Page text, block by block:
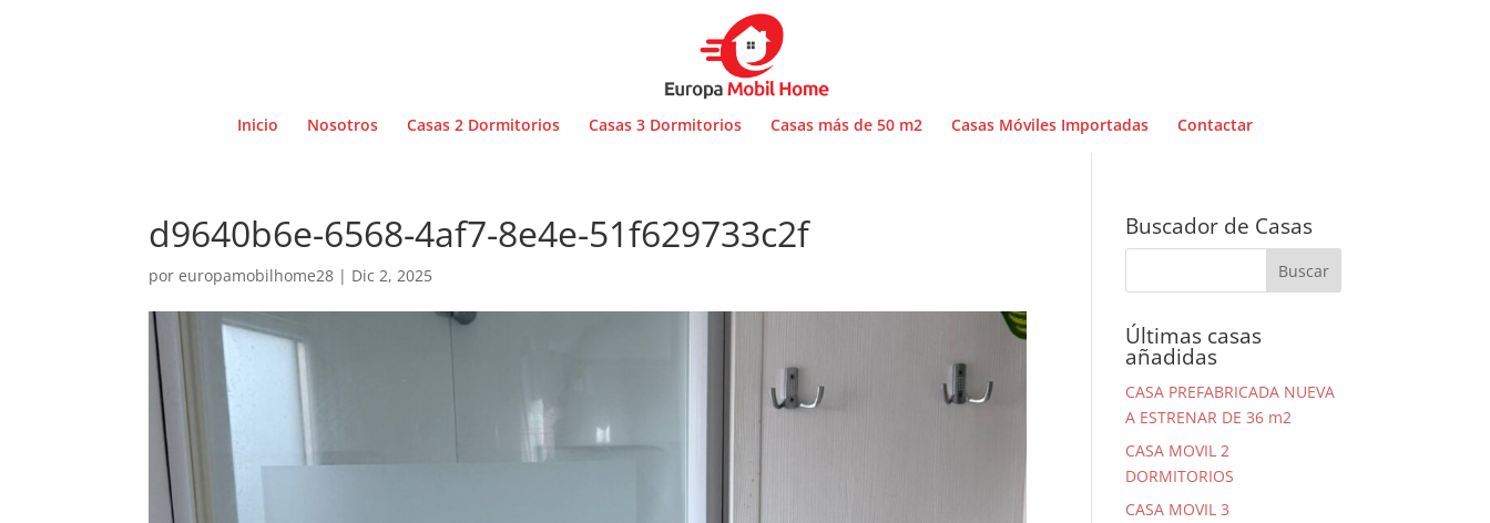
Inicio Nosotros Casas 2 Dormitorios Casas 3 Dormitorios Casas más de 50 m2 Casas Móviles Importadas Contactar
d9640b6e-6568-4af7-8e4e-51f629733c2f
poreuropamobilhome28 | Dic 2, 2025
Buscador de Casas
Últimas casas
añadidas
CASA PREFABRICADA NUEVA
A ESTRENAR DE 36 m2
CASA MOVIL 2
DORMITORIOS
CASA MOVIL 3